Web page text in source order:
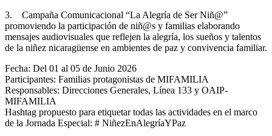
3. Campaña Comunicacional “La Alegría de Ser Niñ@”
promoviendo la participación de niñ@s y familias elaborando
mensajes audiovisuales que reflejen la alegría, los sueños y talentos
de la niñez nicaragüense en ambientes de paz y convivencia familiar.
Fecha: Del 01 al 05 de Junio 2026
Participantes: Familias protagonistas de MIFAMILIA
Responsables: Direcciones Generales, Línea 133 y OAIP-
MIFAMILIA
Hashtag propuesto para etiquetar todas las actividades en el marco
de la Jornada Especial: # NiñezEnAlegríaYPaz